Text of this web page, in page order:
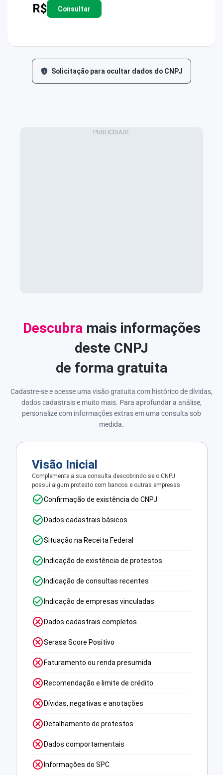
R$ Consultar
Solicitação para ocultar dados do CNPJ
Descubra mais informações
deste CNPJ
de forma gratuita
Cadastre-se e acesse uma visão gratuita com histórico de dívidas,
dados cadastrais e muito mais. Para aprofundar a análise,
personalize com informações extras em uma consulta sob
medida.
Visão Inicial
Complemente a sua consulta descobrindo se o CNPJ
possui algum protesto com bancos e outras empresas.
Confirmação de existência do CNPJ
Dados cadastrais básicos
Situação na Receita Federal
Indicação de existência de protestos
Indicação de consultas recentes
Indicação de empresas vinculadas
Dados cadastrais completos
Serasa Score Positivo
Faturamento ou renda presumida
Recomendação e limite de crédito
Dívidas, negativas e anotações
Detalhamento de protestos
Dados comportamentais
Informações do SPC